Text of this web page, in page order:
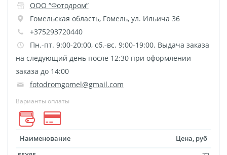
Фото на брелках
Фото на часах
Фото на подушке
Фото на галстуке
Фото на фартуке
Фото на сумке
Фото на тарелке
Фото на кружках
Фото на футболках
Фото на бейсболке
ООО “Фотодром”
Гомельская область, Гомель, ул. Ильича 36
+375293720440
Пн.-пт. 9:00-20:00, сб.-вс. 9:00-19:00. Выдача заказа
на следующий день после 12:30 при оформлении
заказа до 14:00
fotodromgomel@gmail.com
Варианты оплаты
Наименование
Цена, руб